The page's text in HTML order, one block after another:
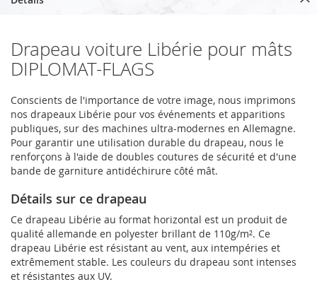
Drapeau voiture Libérie pour mâts
DIPLOMAT-FLAGS
Conscients de l'importance de votre image, nous imprimons
nos drapeaux Libérie pour vos événements et apparitions
publiques, sur des machines ultra-modernes en Allemagne.
Pour garantir une utilisation durable du drapeau, nous le
renforçons à l'aide de doubles coutures de sécurité et d'une
bande de garniture antidéchirure côté mât.
Détails sur ce drapeau
Ce drapeau Libérie au format horizontal est un produit de
qualité allemande en polyester brillant de 110g/m². Ce
drapeau Libérie est résistant au vent, aux intempéries et
extrêmement stable. Les couleurs du drapeau sont intenses
et résistantes aux UV.